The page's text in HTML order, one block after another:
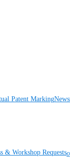
Patent Marking
& Workshop Requests